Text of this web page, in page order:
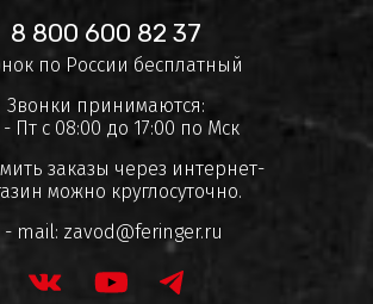
8 800 600 82 37
по России бесплатный
Звонки принимаются:
Пт с 08:00 до 17:00 по Мск
заказы через интернет-
можно круглосуточно.
- mail: zavod@feringer.ru